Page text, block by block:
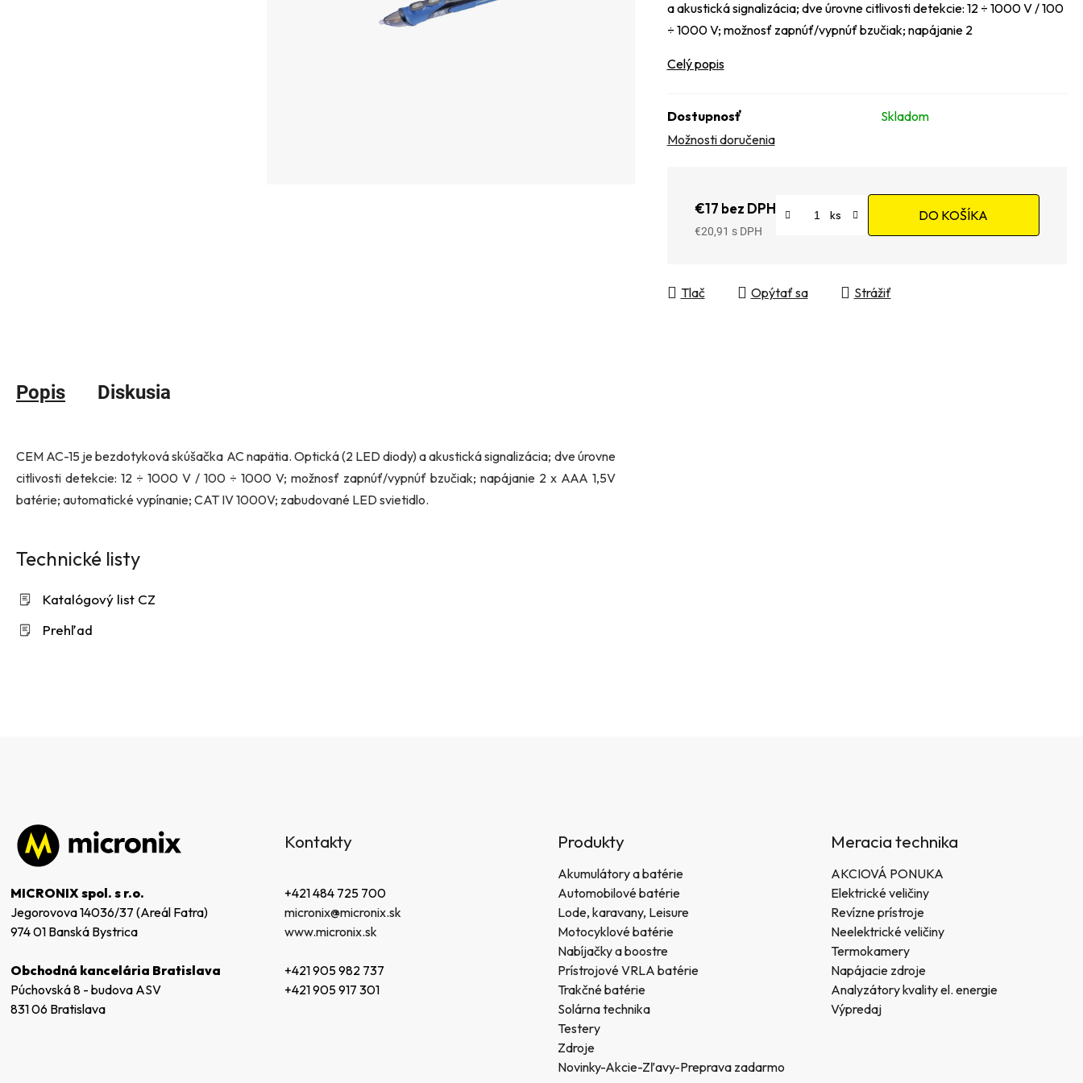
a akustická signalizácia; dve úrovne citlivosti detekcie: 12 ÷ 1000 V / 100
÷ 1000 V; možnosť zapnúť/vypnúť bzučiak; napájanie 2
Celý popis
Dostupnosť
Skladom
Možnosti doručenia
€17 bez DPH
€20,91
DO KOŠÍKA
Tlač Opýtať sa Strážiť
Popis Diskusia
CEM AC-15 je bezdotyková skúšačka AC napätia. Optická (2 LED diody) a akustická signalizácia; dve úrovne
citlivosti detekcie: 12 ÷ 1000 V / 100 ÷ 1000 V; možnosť zapnúť/vypnúť bzučiak; napájanie 2 x AAA 1,5V
batérie; automatické vypínanie; CAT IV 1000V; zabudované LED svietidlo.
Technické listy
Katalógový list CZ
Prehľad
MICRONIX spol. s r.o.
Jegorovova 14036/37 (Areál Fatra)
974 01 Banská Bystrica
Obchodná kancelária Bratislava
Púchovská 8 - budova ASV
831 06 Bratislava
Kontakty
+421 484 725 700
micronix@micronix.sk
www.micronix.sk
+421 905 982 737
+421 905 917 301
Produkty
Akumulátory a batérie
Automobilové batérie
Lode, karavany, Leisure
Motocyklové batérie
Nabíjačky a boostre
Prístrojové VRLA batérie
Trakčné batérie
Solárna technika
Testery
Zdroje
Novinky-Akcie-Zľavy-Preprava zadarmo
Meracia technika
AKCIOVÁ PONUKA
Elektrické veličiny
Revízne prístroje
Neelektrické veličiny
Termokamery
Napájacie zdroje
Analyzátory kvality el. energie
Výpredaj